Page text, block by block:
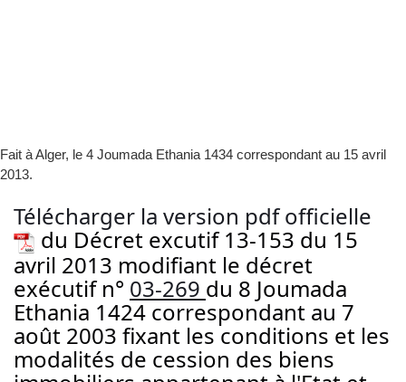
Fait à Alger, le 4 Joumada Ethania 1434 correspondant au 15 avril
2013.
Télécharger la version pdf officielle
du Décret excutif 13-153 du 15
avril 2013 modifiant le décret
exécutif n° 03-269 du 8 Joumada
Ethania 1424 correspondant au 7
août 2003 fixant les conditions et les
modalités de cession des biens